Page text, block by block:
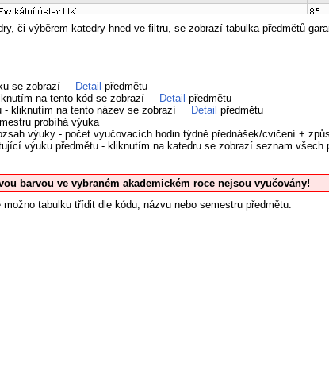
či výběrem katedry hned ve filtru, se zobrazí tabulka předmětů
se zobrazí
Detail předmětu
na tento kód se zobrazí Detail předmětu
- kliknutím na tento název se zobrazí Detail předmětu
probíhá výuka
výuky - počet vyučovacích hodin týdně přednášek/cvičení +
výuku předmětu - kliknutím na katedru se zobrazí seznam všech
barvou ve vybraném akademickém roce nejsou vyučovány!
možno tabulku třídit dle kódu, názvu nebo semestru předmětu.